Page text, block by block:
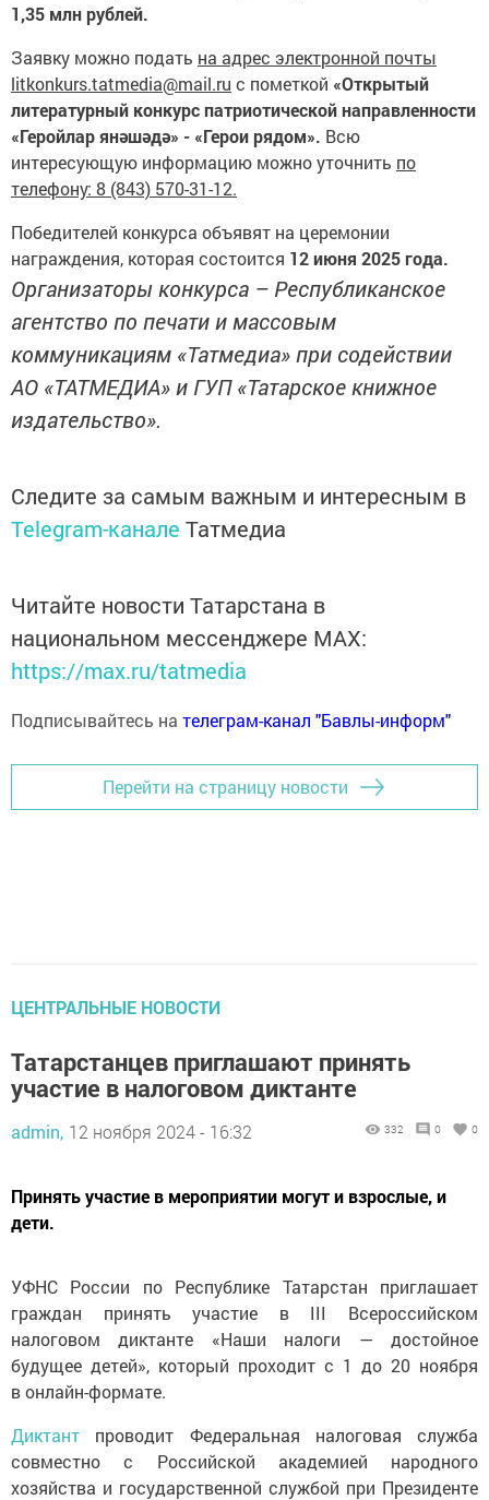
1,35 млн рублей.
Заявку можно подать на адрес электронной почты
litkonkurs.tatmedia@mail.ru с пометкой «Открытый
литературный конкурс патриотической направленности
«Геройлар янәшәдә» - «Герои рядом». Всю
интересующую информацию можно уточнить по
телефону: 8 (843) 570-31-12.
Победителей конкурса объявят на церемонии
награждения, которая состоится 12 июня 2025 года.
Организаторы конкурса – Республиканское
агентство по печати и массовым
коммуникациям «Татмедиа» при содействии
АО «ТАТМЕДИА» и ГУП «Татарское книжное
издательство».
Следите за самым важным и интересным в
Telegram-канале Татмедиа
Читайте новости Татарстана в
национальном мессенджере MАХ:
https://max.ru/tatmedia
Подписывайтесь на телеграм-канал "Бавлы-информ"
Перейти на страницу новости
ЦЕНТРАЛЬНЫЕ НОВОСТИ
Татарстанцев приглашают принять
участие в налоговом диктанте
admin, 12 ноября 2024 - 16:32 332 0 0
Принять участие в мероприятии могут и взрослые, и
дети.
УФНС России по Республике Татарстан приглашает
граждан принять участие в III Всероссийском
налоговом диктанте «Наши налоги — достойное
будущее детей», который проходит с 1 до 20 ноября
в онлайн-формате.
Диктант проводит Федеральная налоговая служба
совместно с Российской академией народного
хозяйства и государственной службой при Президенте